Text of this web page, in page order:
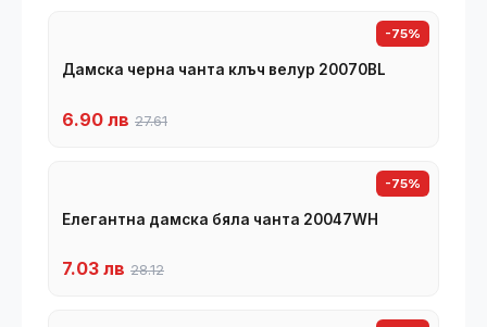
-75%
Дамска черна чанта клъч велур 20070BL
6.90 лв 27.61
-75%
Елегантна дамска бяла чанта 20047WH
7.03 лв 28.12